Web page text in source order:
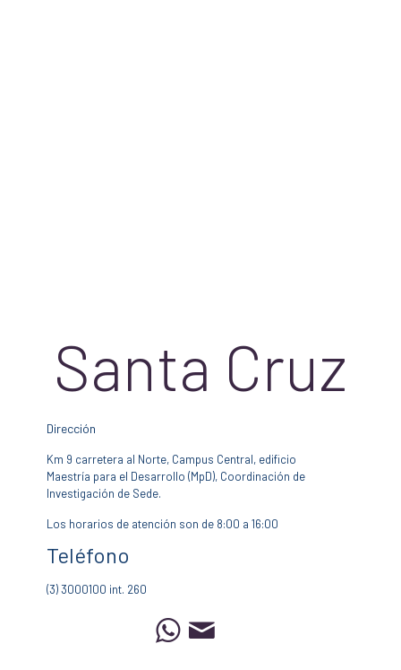
Santa Cruz
Dirección
Km 9 carretera al Norte, Campus Central, edificio
Maestría para el Desarrollo (MpD), Coordinación de
Investigación de Sede.
Los horarios de atención son de 8:00 a 16:00
Teléfono
(3) 3000100 int. 260